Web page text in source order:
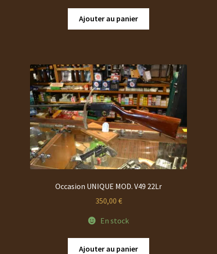
Ajouter au panier
Occasion UNIQUE MOD. V49 22Lr
350,00 €
En stock
Ajouter au panier